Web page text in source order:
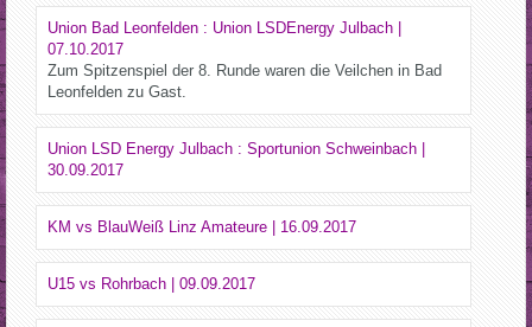
Union Bad Leonfelden : Union LSDEnergy Julbach |
07.10.2017
Zum Spitzenspiel der 8. Runde waren die Veilchen in Bad
Leonfelden zu Gast.
Union LSD Energy Julbach : Sportunion Schweinbach |
30.09.2017
KM vs BlauWeiß Linz Amateure | 16.09.2017
U15 vs Rohrbach | 09.09.2017